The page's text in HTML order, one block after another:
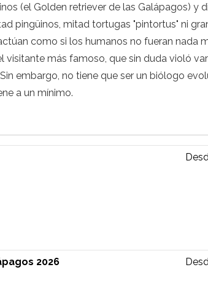
(el Golden retriever de las Galápagos) y
pingüinos, mitad tortugas "pintortus" ni
como si los humanos no fueran nada
más famoso, que sin duda violó
embargo, no tiene que ser un biólogo
a un mínimo.
2026